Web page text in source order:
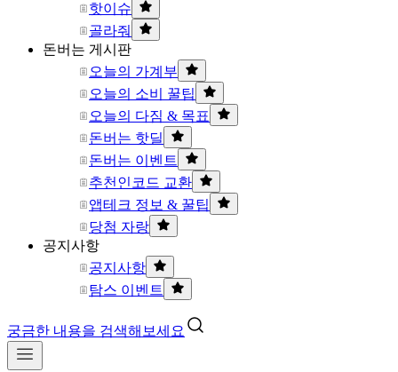
핫이슈
골라줘
돈버는 게시판
오늘의 가계부
오늘의 소비 꿀팁
오늘의 다짐 & 목표
돈버는 핫딜
돈버는 이벤트
추천인코드 교환
앱테크 정보 & 꿀팁
당첨 자랑
공지사항
공지사항
탐스 이벤트
궁금한 내용을 검색해보세요